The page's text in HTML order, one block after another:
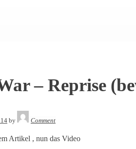
– Reprise
by
Comment
Artikel , nun das Video